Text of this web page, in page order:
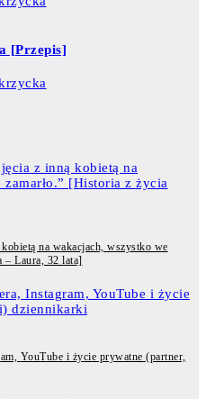
[Przepis]
kobietą na wakacjach, wszystko we
– Laura, 32 lata]
YouTube i życie prywatne (partner,